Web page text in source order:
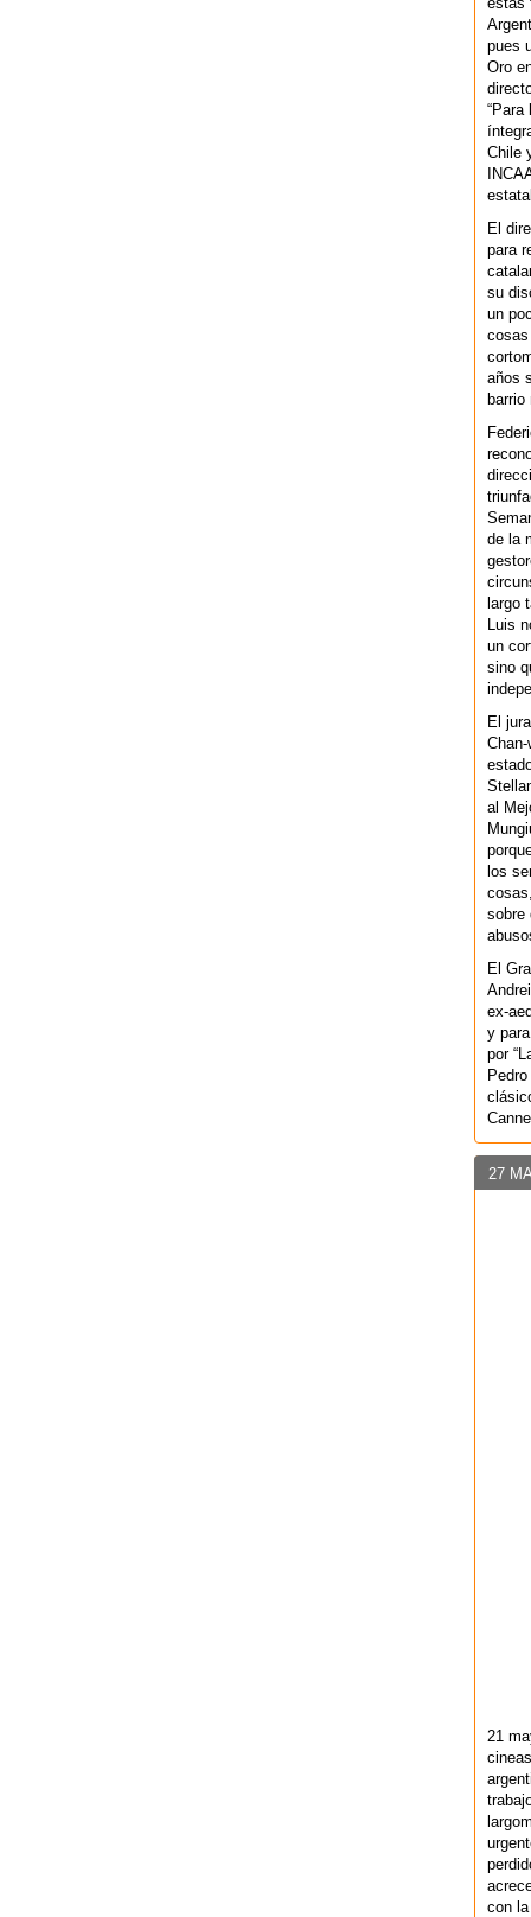
pues
Oro
“Para
Chile
El
para
su
un
cosas
años
de la
largo
Luis
un
sino
El
al
los
sobre
El
ex-
y
por
27
21
con